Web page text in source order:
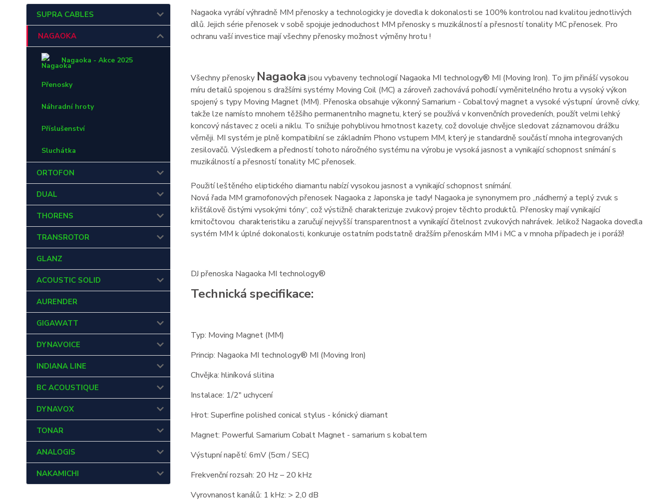
SUPRA CABLES
NAGAOKA
Nagaoka - Akce 2025
Přenosky
Náhradní hroty
Příslušenství
Sluchátka
ORTOFON
DUAL
THORENS
TRANSROTOR
GLANZ
ACOUSTIC SOLID
AURENDER
GIGAWATT
DYNAVOICE
INDIANA LINE
BC ACOUSTIQUE
DYNAVOX
TONAR
ANALOGIS
NAKAMICHI
Nagaoka vyrábí výhradně MM přenosky a technologicky je dovedla k dokonalosti se 100% kontrolou nad kvalitou jednotlivých
dílů. Jejich série přenosek v sobě spojuje jednoduchost MM přenosky s muzikálností a přesností tonality MC přenosek. Pro
ochranu vaší investice mají všechny přenosky možnost výměny hrotu !
Všechny přenosky Nagaoka jsou vybaveny technologií Nagaoka MI technology® MI (Moving Iron). To jim přináší vysokou
míru detailů spojenou s dražšími systémy Moving Coil (MC) a zároveň zachovává pohodlí vyměnitelného hrotu a vysoký výkon
spojený s typy Moving Magnet (MM). Přenoska obsahuje výkonný Samarium - Cobaltový magnet a vysoké výstupní úrovně cívky,
takže lze namísto mnohem těžšího permanentního magnetu, který se používá v konvenčních provedeních, použít velmi lehký
koncový nástavec z oceli a niklu. To snižuje pohyblivou hmotnost kazety, což dovoluje chvějce sledovat záznamovou drážku
věrněji. MI systém je plně kompatibilní se základním Phono vstupem MM, který je standardně součástí mnoha integrovaných
zesilovačů. Výsledkem a předností tohoto náročného systému na výrobu je vysoká jasnost a vynikající schopnost snímání s
muzikálností a přesností tonality MC přenosek.
Použití leštěného eliptického diamantu nabízí vysokou jasnost a vynikající schopnost snímání.
Nová řada MM gramofonových přenosek Nagaoka z Japonska je tady! Nagaoka je synonymem pro „nádherný a teplý zvuk s
křišťálově čistými vysokými tóny“, což výstižně charakterizuje zvukový projev těchto produktů. Přenosky mají vynikající
kmitočtovou charakteristiku a zaručují nejvyšší transparentnost a vynikající čitelnost zvukových nahrávek. Jelikož Nagaoka dovedla
systém MM k úplné dokonalosti, konkuruje ostatním podstatně dražším přenoskám MM i MC a v mnoha případech je i poráží!
DJ přenoska Nagaoka MI technology®
Technická specifikace:
Typ: Moving Magnet (MM)
Princip: Nagaoka MI technology® MI (Moving Iron)
Chvějka: hliníková slitina
Instalace: 1/2″ uchycení
Hrot: Superfine polished conical stylus - kónický diamant
Magnet: Powerful Samarium Cobalt Magnet - samarium s kobaltem
Výstupní napětí: 6mV (5cm / SEC)
Frekvenční rozsah: 20 Hz – 20 kHz
Vyrovnanost kanálů: 1 kHz: > 2,0 dB